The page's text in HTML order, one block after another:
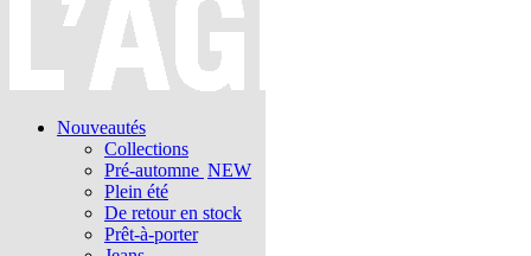
Nouveautés
Collections
Pré-automne NEW
Plein été
De retour en stock
Prêt-à-porter